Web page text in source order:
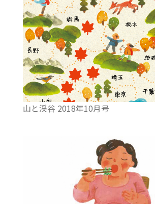
山と渓谷 2018年10月号